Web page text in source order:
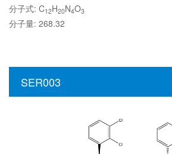
分子式: C12H20N4O3
分子量: 268.32
SER003